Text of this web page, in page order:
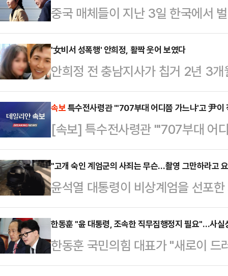
중국 매체들이 지난 3일 한국에서
령의 부인 김건희 여사가 있다는 분
TV(CCTV), 영자지 글로벌타임스,
한국의 계엄령 사태를 긴급히 보도
등을 생중계하고, 해당 보도 영상
등에서 매체별로 수십 만건의 조회
화통신은 4일 '서울의 겨울: 윤석열
를 통해 계엄령…
'女비서 성폭행' 안희정, 활짝 웃어 보였다
안희정 전 충남지사가 칩거 2년 3
난 2일 서울 강서구의 한 호텔에서
함께 참석했다.안 전 지사의 아들이
려졌다. 팬클럽은 "안 전 지사 아들
을 위해 올린다. 오랜만에 지사님
전 지사는 충남지사 재임 시절인
비서였던 김지은 씨를 상대로 여러
등…
속보특수전사령관 "'707부대 어디쯤 가느냐'고 尹이
[속보] 특수전사령관 "'707부대 어
"고개 숙인 계엄군의 사죄는 무슨…촬영 그만하라고
윤석열 대통령이 비상계엄을 선포
장 계엄군 청년이 시민에게 고개 숙
이 나오고 있다.허재현 리포액트
리를 굽히고 고개를 숙인 한 계엄군
회 앞으로 몰려온 시민들에게 허리
한동훈 "윤 대통령, 조속한 직무집행정지 필요"…사실
한동훈 국민의힘 대표가 "새로이
을 지키기 위해 윤석열 대통령의 조